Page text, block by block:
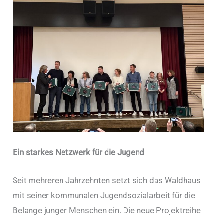
Ein starkes Netzwerk für die Jugend
Seit mehreren Jahrzehnten setzt sich das Waldhaus
mit seiner kommunalen Jugendsozialarbeit für die
Belange junger Menschen ein. Die neue Projektreihe